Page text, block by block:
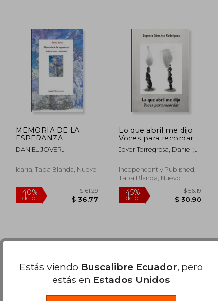
45%
dcto. $ 23.37
45%
dcto.
MEMORIA DE LA
ESPERANZA
(Milenrama)
DANIEL JOVER
Icaria, Tapa Blanda, Nuevo
$ 36.77
Lo que abril me dijo:
Voces para recordar
Jover Torregrosa, Daniel ;
Sánchez Rodríguez,
Eugenia
Independently Published,
Tapa Blanda, Nuevo
45%
dcto.
los términos buscados..
Estás viendo Buscalibre Ecuador, pero
estás en Estados Unidos